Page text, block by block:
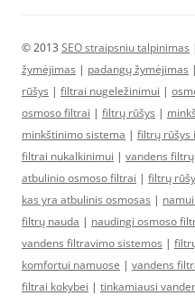
© 2013 SEO straipsniu talpinimas
žymėjimas | padangų žymėjimas |
rūšys | filtrai nugeležinimui |
osmoso filtrai | filtrų rūšys |
minkštinimo sistema | filtrų rūšys
filtrai nukalkinimui | vandens
atbulinio osmoso filtrai | filtrų
kas yra atbulinis osmosas |
filtrų nauda | naudingi osmoso
vandens filtravimo sistemos |
komfortui namuose | vandens
filtrai kokybei | tinkamiausi